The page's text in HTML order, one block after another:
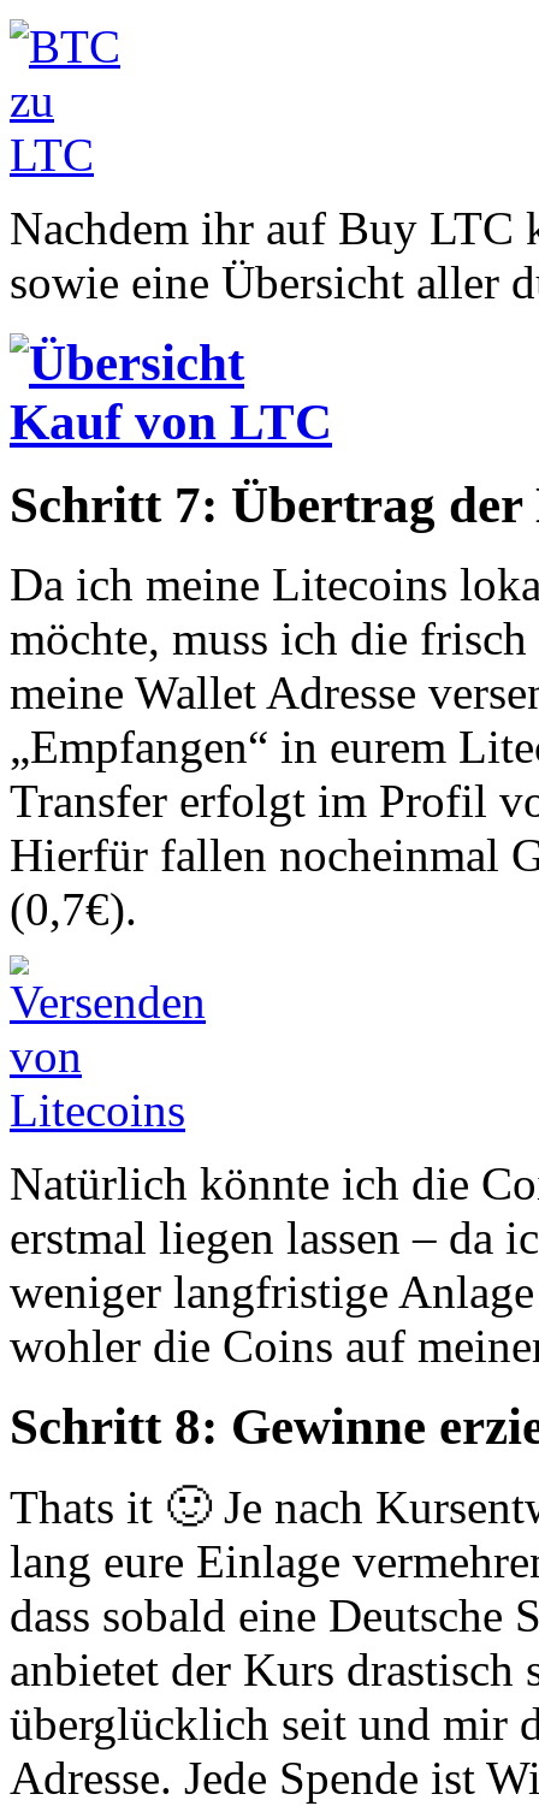
Nachdem ihr auf Buy LTC
sowie eine Übersicht aller
Schritt 7: Übertrag der
Da ich meine Litecoins
möchte, muss ich die
meine Wallet Adresse
„Empfangen“ in eurem
Transfer erfolgt im Profil
Hierfür fallen nocheinmal
(0,7€).
Natürlich könnte ich die
erstmal liegen lassen – da
weniger langfristige
wohler die Coins auf
Schritt 8: Gewinne
Thats it 🙂 Je nach
lang eure Einlage
dass sobald eine
anbietet der Kurs
überglücklich seit und mir
Adresse. Jede Spende ist